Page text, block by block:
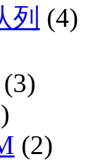
列 (4)
(3)
(2)